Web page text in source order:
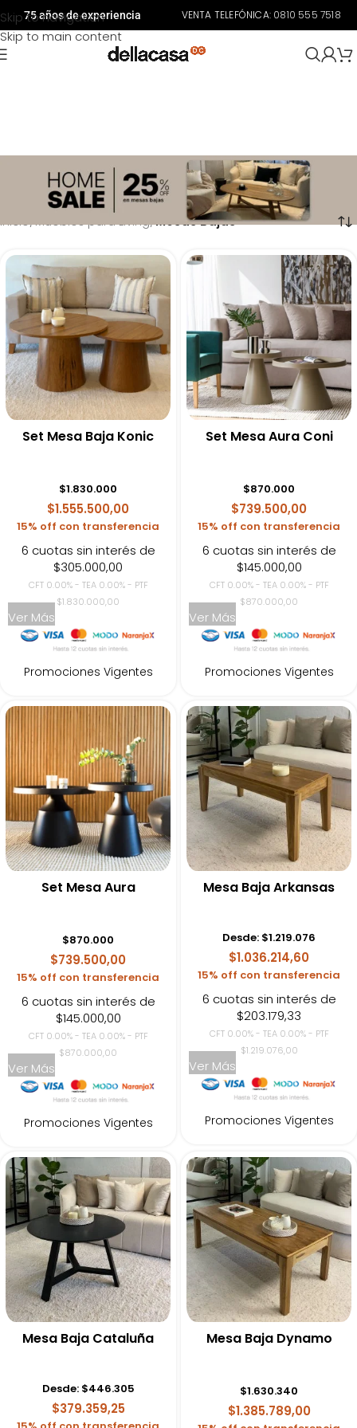
Skip to navigation
Skip to main content
75 años de experiencia VENTA TELEFÓNICA: 0810 555 7518
¿Mesas bajas o mesas ratonas? No importa como la llames, ¡nosotros las tenemos! De
madera, hierro, con vidrio, con o sin cajones, una gran variedad de modelos y diseños
para que elijas tu mesa de living.
Inicio/Muebles para Living/Mesas Bajas
Set Mesa Baja Konic
$1.830.000
$1.555.500,00
15% off con transferencia
6 cuotas sin interés de
$305.000,00
CFT 0.00% - TEA 0.00% - PTF
$1.830.000,00
Ver Más
Promociones Vigentes
Set Mesa Aura Coni
$870.000
$739.500,00
15% off con transferencia
6 cuotas sin interés de
$145.000,00
CFT 0.00% - TEA 0.00% - PTF
$870.000,00
Ver Más
Promociones Vigentes
Set Mesa Aura
$870.000
$739.500,00
15% off con transferencia
6 cuotas sin interés de
$145.000,00
CFT 0.00% - TEA 0.00% - PTF
$870.000,00
Ver Más
Promociones Vigentes
Mesa Baja Arkansas
Desde: $1.219.076
$1.036.214,60
15% off con transferencia
6 cuotas sin interés de
$203.179,33
CFT 0.00% - TEA 0.00% - PTF
$1.219.076,00
Ver Más
Promociones Vigentes
Mesa Baja Cataluña
Desde: $446.305
$379.359,25
Mesa Baja Dynamo
$1.630.340
$1.385.789,00